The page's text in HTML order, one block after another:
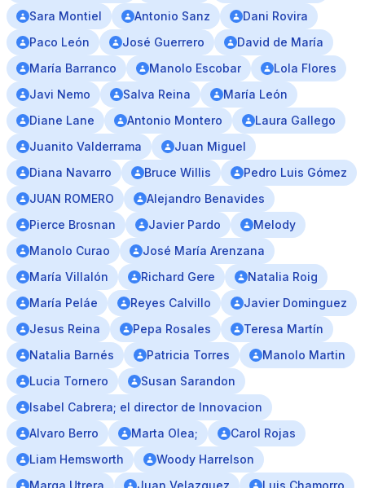
Sara Montiel
Antonio Sanz
Dani Rovira
Paco León
José Guerrero
David de María
María Barranco
Manolo Escobar
Lola Flores
Javi Nemo
Salva Reina
María León
Diane Lane
Antonio Montero
Laura Gallego
Juanito Valderrama
Juan Miguel
Diana Navarro
Bruce Willis
Pedro Luis Gómez
JUAN ROMERO
Alejandro Benavides
Pierce Brosnan
Javier Pardo
Melody
Manolo Curao
José María Arenzana
María Villalón
Richard Gere
Natalia Roig
María Peláe
Reyes Calvillo
Javier Dominguez
Jesus Reina
Pepa Rosales
Teresa Martín
Natalia Barnés
Patricia Torres
Manolo Martin
Lucia Tornero
Susan Sarandon
Isabel Cabrera; el director de Innovacion
Alvaro Berro
Marta Olea;
Carol Rojas
Liam Hemsworth
Woody Harrelson
Marga Utrera
Juan Velazquez Luis Chamorro